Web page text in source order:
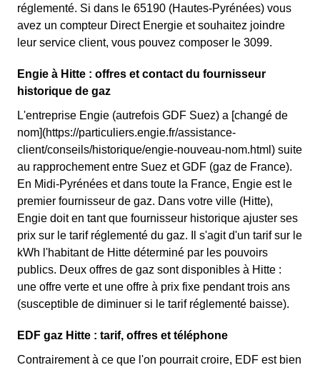
réglementé. Si dans le 65190 (Hautes-Pyrénées) vous
avez un compteur Direct Energie et souhaitez joindre
leur service client, vous pouvez composer le 3099.
Engie à Hitte : offres et contact du fournisseur
historique de gaz
L'entreprise Engie (autrefois GDF Suez) a [changé de
nom](https://particuliers.engie.fr/assistance-
client/conseils/historique/engie-nouveau-nom.html) suite
au rapprochement entre Suez et GDF (gaz de France).
En Midi-Pyrénées et dans toute la France, Engie est le
premier fournisseur de gaz. Dans votre ville (Hitte),
Engie doit en tant que fournisseur historique ajuster ses
prix sur le tarif réglementé du gaz. Il s'agit d'un tarif sur le
kWh l'habitant de Hitte déterminé par les pouvoirs
publics. Deux offres de gaz sont disponibles à Hitte :
une offre verte et une offre à prix fixe pendant trois ans
(susceptible de diminuer si le tarif réglementé baisse).
EDF gaz Hitte : tarif, offres et téléphone
Contrairement à ce que l'on pourrait croire, EDF est bien